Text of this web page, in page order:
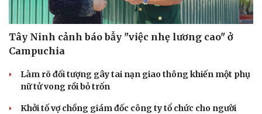
Tây Ninh cảnh báo bẫy "việc nhẹ lương cao" ở
Campuchia
Làm rõ đối tượng gây tai nạn giao thông khiến một phụ
nữ tử vong rồi bỏ trốn
Khởi tố vợ chồng giám đốc công ty tổ chức cho người